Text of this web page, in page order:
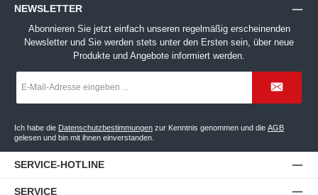
NEWSLETTER
Abonnieren Sie jetzt einfach unseren regelmäßig erscheinenden
Newsletter und Sie werden stets unter den Ersten sein, über neue
Produkte und Angebote informiert werden.
Mail-
*
Ich habe die Datenschutzbestimmungen zur Kenntnis genommen und die AGB
gelesen und bin mit ihnen einverstanden.
SERVICE-HOTLINE
SERVICE